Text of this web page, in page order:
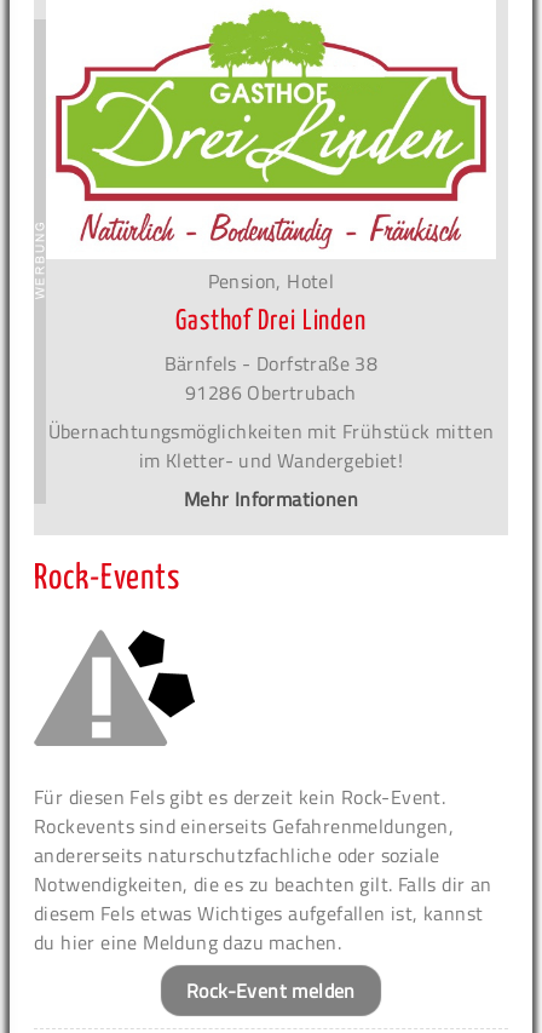
Pension, Hotel
Gasthof Drei Linden
Bärnfels - Dorfstraße 38
91286 Obertrubach
Übernachtungsmöglichkeiten mit Frühstück mitten
im Kletter- und Wandergebiet!
Mehr Informationen
Rock-Events
Für diesen Fels gibt es derzeit kein Rock-Event.
Rockevents sind einerseits Gefahrenmeldungen,
andererseits naturschutzfachliche oder soziale
Notwendigkeiten, die es zu beachten gilt. Falls dir an
diesem Fels etwas Wichtiges aufgefallen ist, kannst
du hier eine Meldung dazu machen.
Rock-Event melden